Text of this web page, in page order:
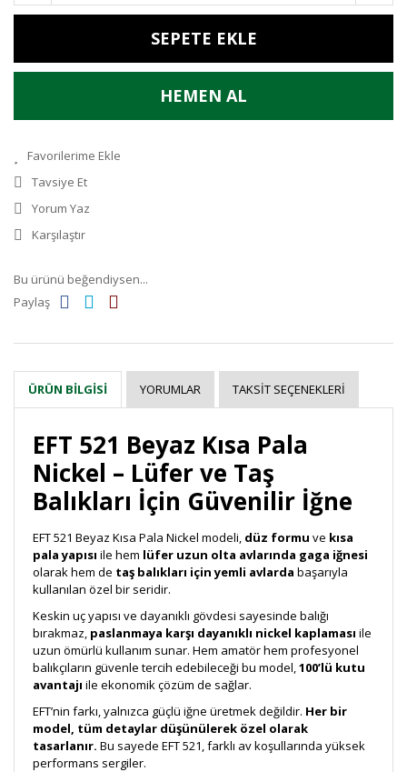
SEPETE EKLE
HEMEN AL
Tavsiye Et
Yorum Yaz
Karşılaştır
Bu ürünü beğendiysen...
Paylaş
ÜRÜN BILGISI YORUMLAR TAKSIT SEÇENEKLERI
EFT 521 Beyaz Kısa Pala
Nickel – Lüfer ve Taş
Balıkları İçin Güvenilir İğne
EFT 521 Beyaz Kısa Pala Nickel modeli, düz formu ve kısa
pala yapısı ile hem lüfer uzun olta avlarında gaga iğnesi
olarak hem de taş balıkları için yemli avlarda başarıyla
kullanılan özel bir seridir.
Keskin uç yapısı ve dayanıklı gövdesi sayesinde balığı
bırakmaz, paslanmaya karşı dayanıklı nickel kaplaması ile
uzun ömürlü kullanım sunar. Hem amatör hem profesyonel
balıkçıların güvenle tercih edebileceği bu model,100’lü kutu
avantajı ile ekonomik çözüm de sağlar.
EFT’nin farkı, yalnızca güçlü iğne üretmek değildir. Her bir
model, tüm detaylar düşünülerek özel olarak
tasarlanır. Bu sayede EFT 521, farklı av koşullarında yüksek
performans sergiler.